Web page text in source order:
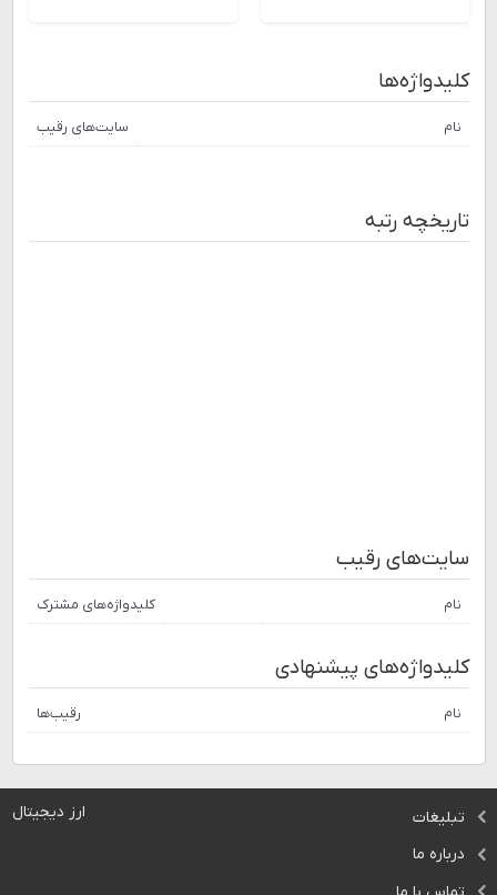
کلیدواژه‌ها
نام سایت‌های رقیب
تاریخچه رتبه
سایت‌های رقیب
نام کلیدواژه‌های مشترک
کلیدواژه‌های پیشنهادی
نام رقیب‌ها
ارز دیجیتال
تبلیغات
درباره ما